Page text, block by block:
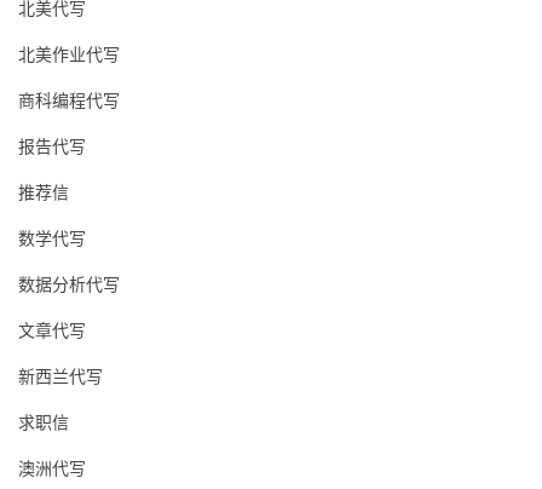
北美代写
北美作业代写
商科编程代写
报告代写
推荐信
数学代写
数据分析代写
文章代写
新西兰代写
求职信
澳洲代写